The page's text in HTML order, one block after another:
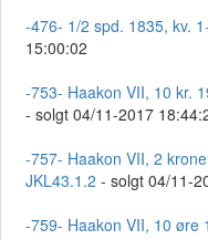
-476- 1/2 spd. 1835, kv.
15:00:02
-753- Haakon VII, 10 kr.
- solgt 04/11-2017
-757- Haakon VII, 2
JKL43.1.2 - solgt 04/11-
-759- Haakon VII, 10 øre